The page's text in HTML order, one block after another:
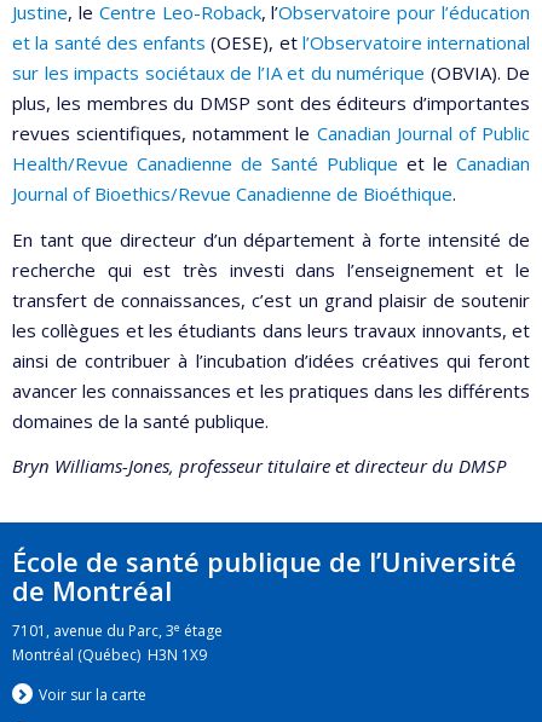
Justine, le Centre Leo-Roback, l’Observatoire pour l’éducation
et la santé des enfants (OESE), et l’Observatoire international
sur les impacts sociétaux de l’IA et du numérique (OBVIA). De
plus, les membres du DMSP sont des éditeurs d’importantes
revues scientifiques, notamment le Canadian Journal of Public
Health/Revue Canadienne de Santé Publique et le Canadian
Journal of Bioethics/Revue Canadienne de Bioéthique.
En tant que directeur d’un département à forte intensité de
recherche qui est très investi dans l’enseignement et le
transfert de connaissances, c’est un grand plaisir de soutenir
les collègues et les étudiants dans leurs travaux innovants, et
ainsi de contribuer à l’incubation d’idées créatives qui feront
avancer les connaissances et les pratiques dans les différents
domaines de la santé publique.
Bryn Williams-Jones, professeur titulaire et directeur du DMSP
École de santé publique de l’Université
de Montréal
7101, avenue du Parc, 3e étage
Montréal (Québec) H3N 1X9
Voir sur la carte